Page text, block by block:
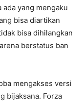
yang mengaku
bisa diartikan
bisa dihilangkan
berstatus ban
mengakses versi
bijaksana. Forza